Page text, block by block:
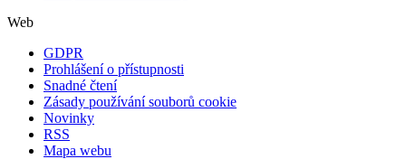
Web
GDPR
Prohlášení o přístupnosti
Snadné čtení
Zásady používání souborů cookie
Novinky
RSS
Mapa webu